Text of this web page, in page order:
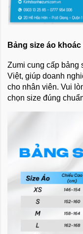
Bảng size áo
Zumi cung cấp bảng
Việt, giúp doanh
cho nhân viên. Vui
chọn size đúng